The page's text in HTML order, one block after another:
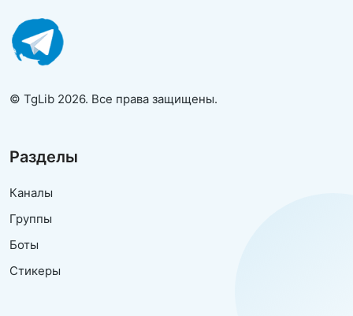
© TgLib 2026. Все права защищены.
Разделы
Каналы
Группы
Боты
Стикеры